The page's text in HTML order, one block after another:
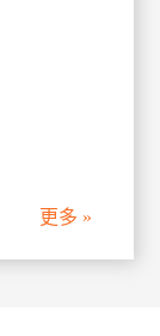
更多 »